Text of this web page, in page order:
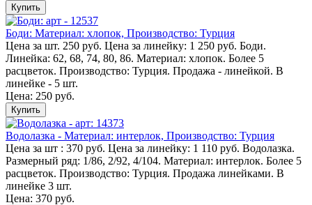
Купить
Боди: Материал: хлопок, Производство: Турция
Цена за шт. 250 руб. Цена за линейку: 1 250 руб. Боди.
Линейка: 62, 68, 74, 80, 86. Материал: хлопок. Более 5
расцветок. Производство: Турция. Продажа - линейкой. В
линейке - 5 шт.
Цена: 250 руб.
Купить
Водолазка - Материал: интерлок, Производство: Турция
Цена за шт : 370 руб. Цена за линейку: 1 110 руб. Водолазка.
Размерный ряд: 1/86, 2/92, 4/104. Материал: интерлок. Более 5
расцветок. Производство: Турция. Продажа линейками. В
линейке 3 шт.
Цена: 370 руб.